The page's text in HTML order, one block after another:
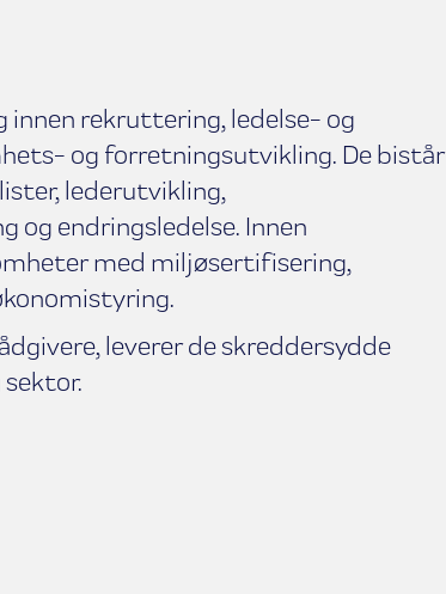
innen rekruttering, ledelse- og
og forretningsutvikling. De bistår
lederutvikling,
og endringsledelse. Innen
med miljøsertifisering,
leverer de skreddersydde